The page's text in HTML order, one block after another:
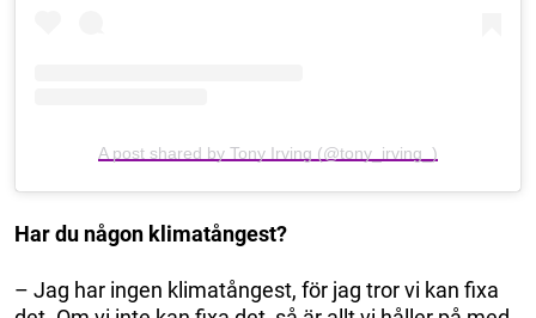
A post shared by Tony Irving (@tony_irving_)
Har du någon klimatångest?
– Jag har ingen klimatångest, för jag tror vi kan fixa